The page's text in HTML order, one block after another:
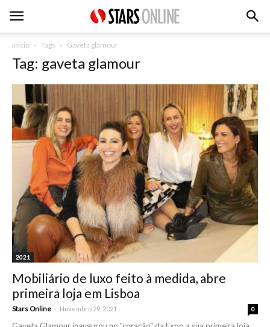
Inicio Tags Gaveta glamour
Tag: gaveta glamour
2021
Mobiliário de luxo feito à medida, abre
primeira loja em Lisboa
Stars Online - Novembro 29, 2021 0